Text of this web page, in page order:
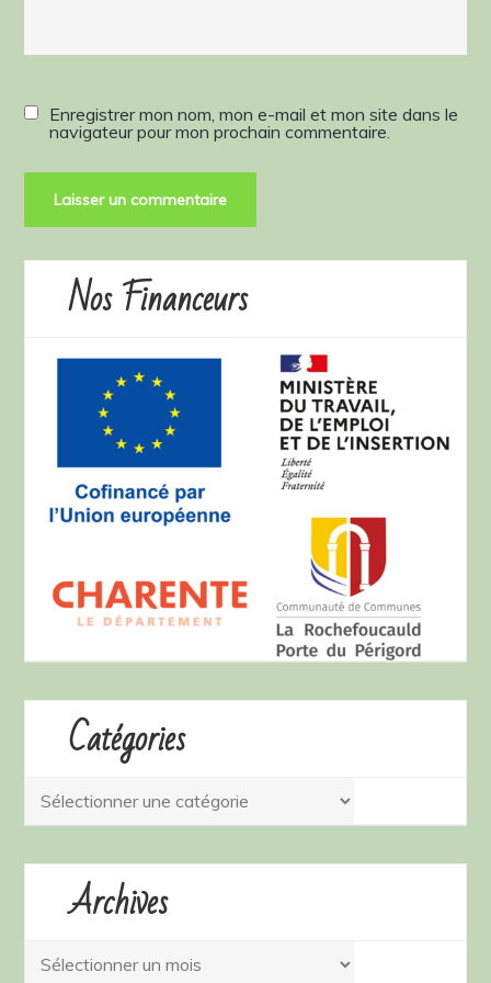
Enregistrer mon nom, mon e-mail et mon site dans le
navigateur pour mon prochain commentaire.
Nos Financeurs
Catégories
Catégories
Archives
Archives